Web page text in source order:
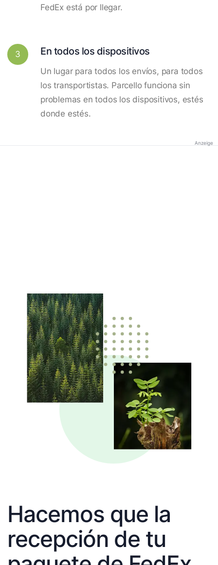
FedEx está por llegar.
3 En todos los dispositivos
Un lugar para todos los envíos, para todos
los transportistas. Parcello funciona sin
problemas en todos los dispositivos, estés
donde estés.
Anzeige
Hacemos que la
recepción de tu